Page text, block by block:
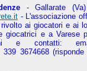
- Gallarate
- L'associazione
ai giocatori e ai
giocatrici e a Varese
e contatti:
3674668 (risponde